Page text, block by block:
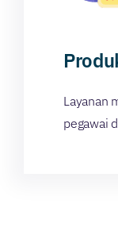
Layanan
pegawai